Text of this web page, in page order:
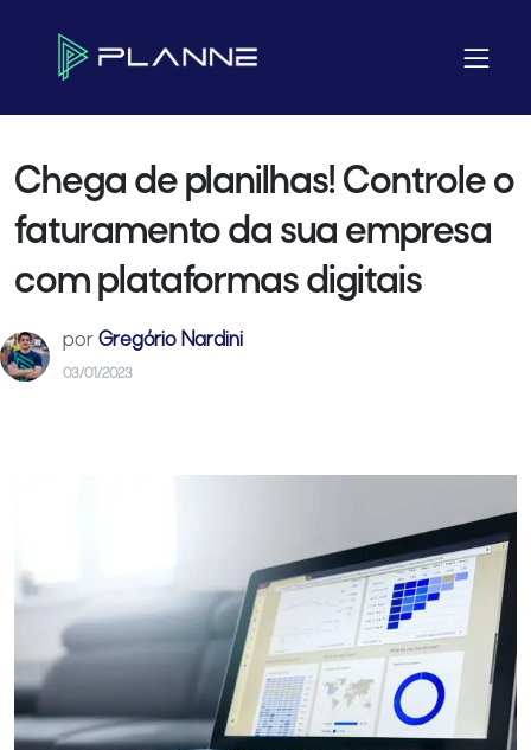
Home
Chega de planilhas! Controle o faturamento da sua empresa com
Chega de planilhas! Controle o
faturamento da sua empresa
com plataformas digitais
por Gregório Nardini
03/01/2023